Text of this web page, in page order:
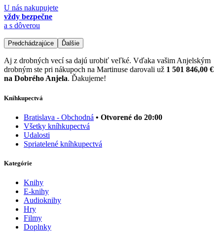
U nás nakupujete
vždy bezpečne
a s dôverou
Predchádzajúce Ďalšie
Aj z drobných vecí sa dajú urobiť veľké. Vďaka vašim Anjelským
drobným ste pri nákupoch na Martinuse darovali už 1 501 846,00 €
na Dobrého Anjela. Ďakujeme!
Kníhkupectvá
Bratislava - Obchodná • Otvorené do 20:00
Všetky kníhkupectvá
Udalosti
Spriatelené kníhkupectvá
Kategórie
Knihy
E-knihy
Audioknihy
Hry
Filmy
Doplnky